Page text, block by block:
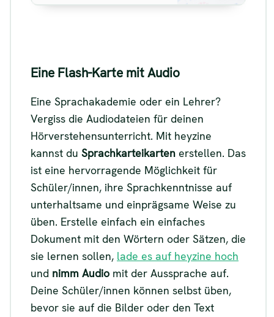
Eine Flash-Karte mit Audio
Eine Sprachakademie oder ein Lehrer?
Vergiss die Audiodateien für deinen
Hörverstehensunterricht. Mit heyzine
kannst du Sprachkarteikarten erstellen. Das
ist eine hervorragende Möglichkeit für
Schüler/innen, ihre Sprachkenntnisse auf
unterhaltsame und einprägsame Weise zu
üben. Erstelle einfach ein einfaches
Dokument mit den Wörtern oder Sätzen, die
sie lernen sollen, lade es auf heyzine hoch
und nimm Audio mit der Aussprache auf.
Deine Schüler/innen können selbst üben,
bevor sie auf die Bilder oder den Text